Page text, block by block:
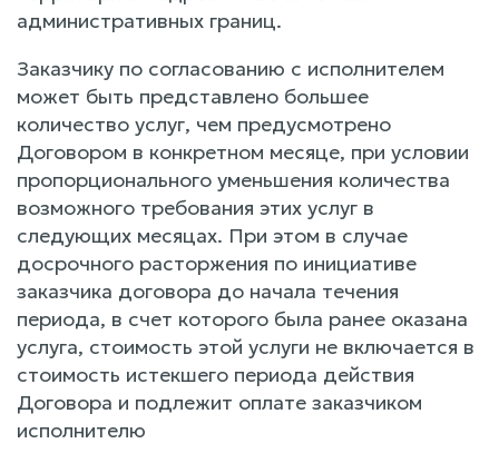
административных границ.
Заказчику по согласованию с исполнителем
может быть представлено большее
количество услуг, чем предусмотрено
Договором в конкретном месяце, при условии
пропорционального уменьшения количества
возможного требования этих услуг в
следующих месяцах. При этом в случае
досрочного расторжения по инициативе
заказчика договора до начала течения
периода, в счет которого была ранее оказана
услуга, стоимость этой услуги не включается в
стоимость истекшего периода действия
Договора и подлежит оплате заказчиком
исполнителю